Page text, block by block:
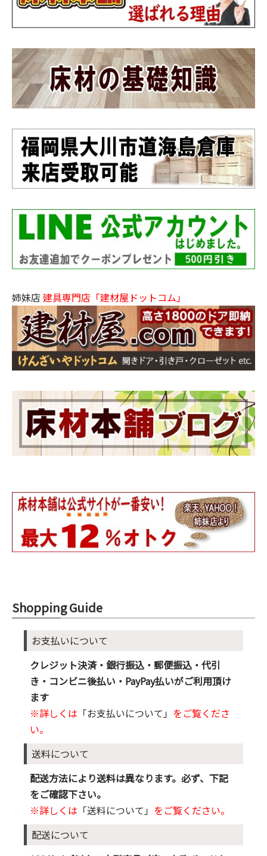
姉妹店 建具専門店「建材屋ドットコム」
Shopping Guide
お支払いについて
クレジット決済・銀行振込・郵便振込・代引
き・コンビニ後払い・PayPay払いがご利用頂け
ます
※詳しくは 「お支払いについて」 をご覧くださ
い。
送料について
配送方法により送料は異なります。必ず、下記
をご確認下さい。
※詳しくは 「送料について」 をご覧ください。
配送について